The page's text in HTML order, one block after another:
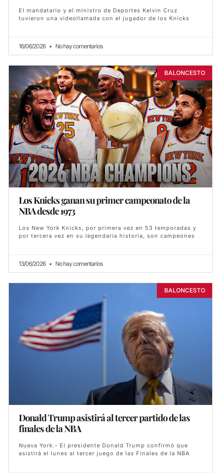
El mandatario y el ministro de Deportes Kelvin Cruz
tuvieron una videollamada con el jugador de los Knicks
16/06/2026 No hay comentarios
BALONCESTO
Los Knicks ganan su primer campeonato de la
NBA desde 1973
Los New York Knicks, por primera vez en 53 temporadas y
por tercera vez en su legendaria historia, son campeones
13/06/2026 No hay comentarios
BALONCESTO
Donald Trump asistirá al tercer partido de las
finales de la NBA
Nueva York.- El presidente Donald Trump confirmó que
asistirá el lunes al tercer juego de las Finales de la NBA